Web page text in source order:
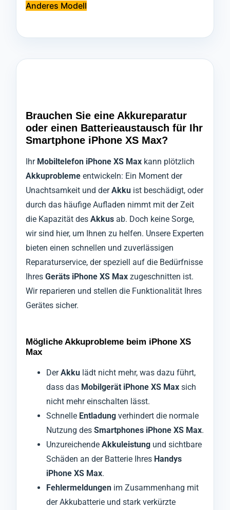
Anderes Modell
Brauchen Sie eine Akkureparatur
oder einen Batterieaustausch für Ihr
Smartphone iPhone XS Max?
Ihr Mobiltelefon iPhone XS Max kann plötzlich
Akkuprobleme entwickeln: Ein Moment der
Unachtsamkeit und derAkku ist beschädigt, oder
durch das häufige Aufladen nimmt mit der Zeit
die Kapazität des Akkus ab. Doch keine Sorge,
wir sind hier, um Ihnen zu helfen. Unsere Experten
bieten einen schnellen und zuverlässigen
Reparaturservice, der speziell auf die Bedürfnisse
Ihres Geräts iPhone XS Max zugeschnitten ist.
Wir reparieren und stellen die Funktionalität Ihres
Gerätes sicher.
Mögliche Akkuprobleme beim iPhone XS
Max
DerAkku lädt nicht mehr, was dazu führt,
dass das Mobilgerät iPhone XS Max sich
nicht mehr einschalten lässt.
Schnelle Entladung verhindert die normale
Nutzung des Smartphones iPhone XS Max.
Unzureichende Akkuleistung und sichtbare
Schäden an der Batterie Ihres Handys
iPhone XS Max.
Fehlermeldungen im Zusammenhang mit
der Akkubatterie und stark verkürzte